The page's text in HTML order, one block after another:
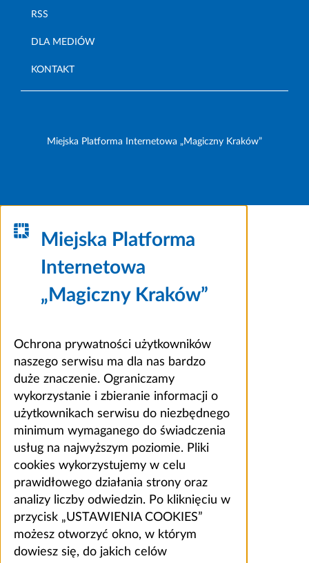
RSS
DLA MEDIÓW
KONTAKT
Miejska Platforma Internetowa „Magiczny Kraków”
Miejska Platforma
Internetowa
„Magiczny Kraków”
Ochrona prywatności użytkowników
naszego serwisu ma dla nas bardzo
duże znaczenie. Ograniczamy
wykorzystanie i zbieranie informacji o
użytkownikach serwisu do niezbędnego
minimum wymaganego do świadczenia
usług na najwyższym poziomie. Pliki
cookies wykorzystujemy w celu
prawidłowego działania strony oraz
analizy liczby odwiedzin. Po kliknięciu w
przycisk „USTAWIENIA COOKIES”
możesz otworzyć okno, w którym
dowiesz się, do jakich celów